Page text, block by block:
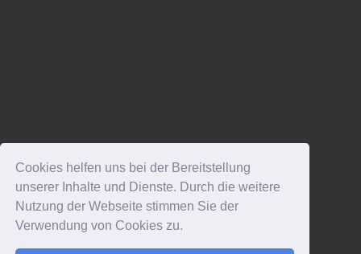
Cookies helfen uns bei der Bereitstellung
unserer Inhalte und Dienste. Durch die weitere
Nutzung der Webseite stimmen Sie der
Verwendung von Cookies zu.